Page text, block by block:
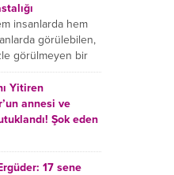
insanlarda hem
görülebilen,
görülmeyen bir
böcek
Uyuz hastalığı
deride veya...
Yitiren
annesi ve
Şok eden
yatağında ölü
Kazık’ın (2)
17 sene